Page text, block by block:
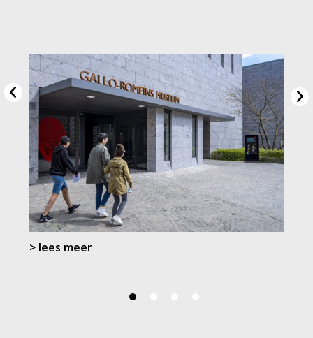
> lees meer